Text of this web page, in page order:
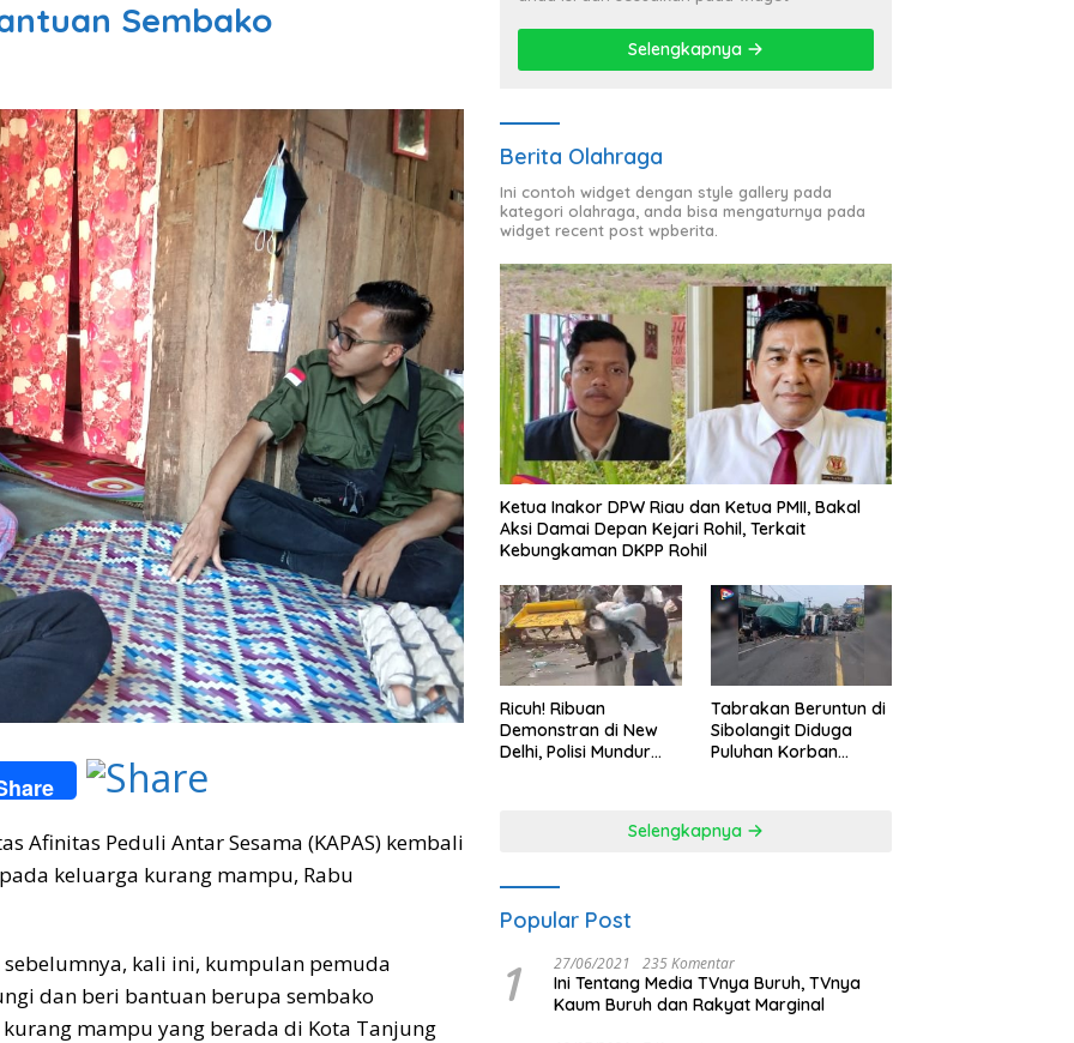
Sembako
Afinitas Peduli Antar Sesama (KAPAS) kembali
keluarga kurang mampu, Rabu
kali ini, kumpulan pemuda
dan beri bantuan berupa sembako
mampu yang berada di Kota Tanjung
Selengkapnya
Berita Olahraga
Ini contoh widget dengan style gallery pada
kategori olahraga, anda bisa mengaturnya pada
widget recent post wpberita.
Ketua Inakor DPW Riau dan Ketua PMII, Bakal
Aksi Damai Depan Kejari Rohil, Terkait
Kebungkaman DKPP Rohil
Ricuh! Ribuan
Demonstran di New
Delhi, Polisi Mundur
Tabrakan Beruntun di
Sibolangit Diduga
Puluhan Korban
Selengkapnya
Popular Post
1 27/06/2021 235 Komentar
Ini Tentang Media TVnya Buruh, TVnya
Kaum Buruh dan Rakyat Marginal